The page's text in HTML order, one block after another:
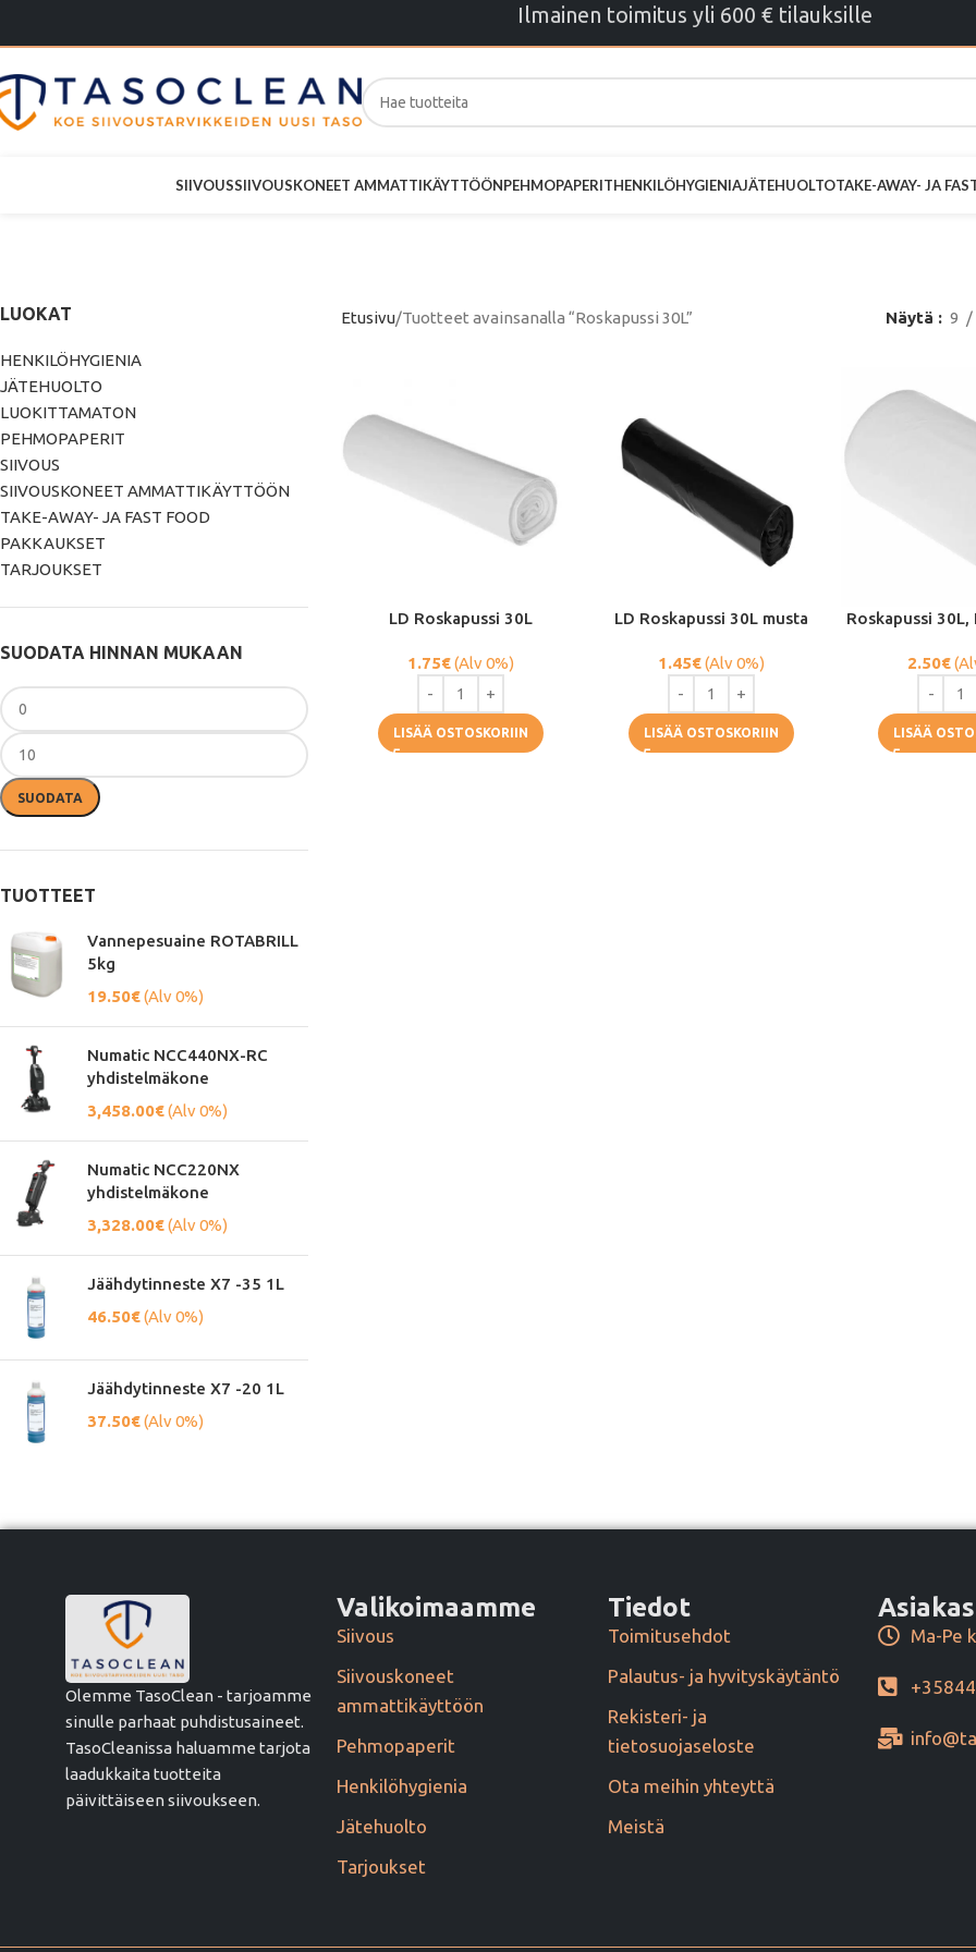
Ilmainen toimitus yli 600 € tilauksille
SIIVOUSSIIVOUSKONEET AMMATTIKÄYTTÖÖNPEHMOPAPERITHENKILÖHYGIENIAJÄTEHUOLTOTAKE-AWAY- JA
LUOKAT
HENKILÖHYGIENIA
JÄTEHUOLTO
LUOKITTAMATON
PEHMOPAPERIT
SIIVOUS
SIIVOUSKONEET AMMATTIKÄYTTÖÖN
TAKE-AWAY- JA FAST FOOD
PAKKAUKSET
TARJOUKSET
SUODATA HINNAN MUKAAN
SUODATA
TUOTTEET
Vannepesuaine ROTABRILL
5kg
19.50€(Alv 0%)
Numatic NCC440NX-RC
yhdistelmäkone
3,458.00€(Alv 0%)
Numatic NCC220NX
yhdistelmäkone
3,328.00€(Alv 0%)
Jäähdytinneste X7 -35 1L
46.50€(Alv 0%)
Jäähdytinneste X7 -20 1L
37.50€(Alv 0%)
Etusivu Tuotteet avainsanalla “Roskapussi 30L” Näytä 9
LD Roskapussi 30L
1.75€(Alv 0%)
LISÄÄ OSTOSKORIIN
LD Roskapussi 30L musta
1.45€(Alv 0%)
LISÄÄ OSTOSKORIIN
Roskapussi
2.50€
LISÄÄ
Olemme TasoClean - tarjoamme
sinulle parhaat puhdistusaineet.
TasoCleanissa haluamme tarjota
laadukkaita tuotteita
päivittäiseen siivoukseen.
Valikoimaamme
Siivous
Siivouskoneet
ammattikäyttöön
Pehmopaperit
Henkilöhygienia
Jätehuolto
Tarjoukset
Tiedot
Toimitusehdot
Palautus- ja hyvityskäytäntö
Rekisteri- ja
tietosuojaseloste
Ota meihin yhteyttä
Meistä
Ma-Pe